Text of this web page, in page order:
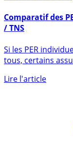
17 novembre 2020
/ TNS
tous, certains